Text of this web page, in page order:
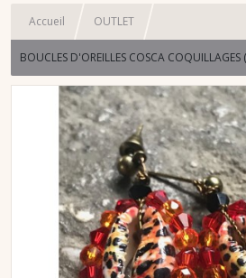
Accueil OUTLET
BOUCLES D'OREILLES COSCA
cristal orange et rouge)